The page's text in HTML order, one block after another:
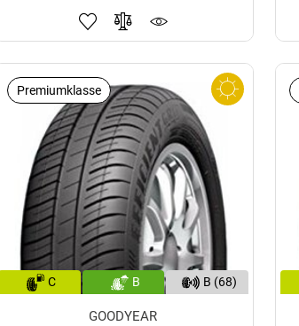
Premiumklasse
C B B (68)
GOODYEAR